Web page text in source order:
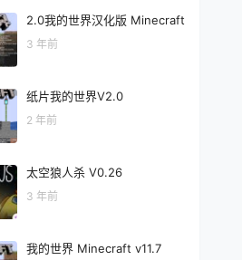
2.0我的世界汉化版 Minecraft
3 年前
纸片我的世界V2.0
2 年前
太空狼人杀 V0.26
3 年前
我的世界 Minecraft v11.7